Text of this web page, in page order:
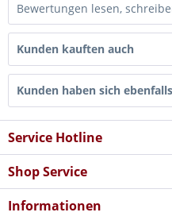
Bewertungen lesen,
Kunden kauften auch
Kunden haben sich
Service Hotline
Shop Service
Informationen